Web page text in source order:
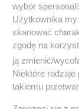
wybór
Użytkownika
skanować
zgodę na
ją zmienić/
Niektóre
takiemu